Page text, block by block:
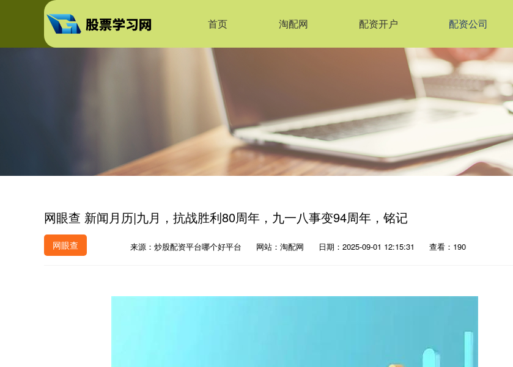
首页 淘配网 配资开户 配资公司
网眼查 新闻月历|九月，抗战胜利80周年，九一八事变94周年，铭记
网眼查 来源：炒股配资平台哪个好平台 网站：淘配网 日期：2025-09-01 12:15:31 查看：190